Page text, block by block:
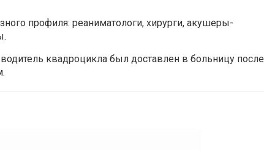
профиля: реаниматологи, хирурги, акушеры-
квадроцикла был доставлен в больницу после